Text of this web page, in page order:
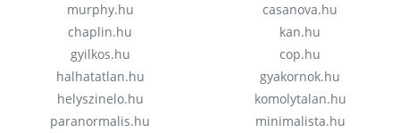
murphy.hu
chaplin.hu
gyilkos.hu
halhatatlan.hu
helyszinelo.hu
paranormalis.hu
casanova.hu
kan.hu
cop.hu
gyakornok.hu
komolytalan.hu
minimalista.hu